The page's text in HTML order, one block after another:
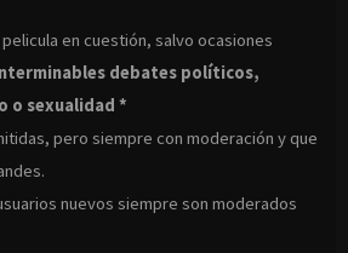
pelicula en cuestión, salvo ocasiones
debates políticos,
o sexualidad *
pero siempre con moderación y que
nuevos siempre son moderados